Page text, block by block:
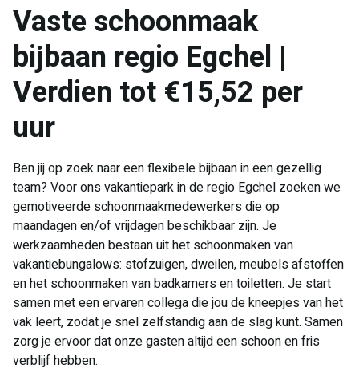
Vaste schoonmaak
bijbaan regio Egchel |
Verdien tot €15,52 per
uur
Ben jij op zoek naar een flexibele bijbaan in een gezellig
team? Voor ons vakantiepark in de regio Egchel zoeken we
gemotiveerde schoonmaakmedewerkers die op
maandagen en/of vrijdagen beschikbaar zijn. Je
werkzaamheden bestaan uit het schoonmaken van
vakantiebungalows: stofzuigen, dweilen, meubels afstoffen
en het schoonmaken van badkamers en toiletten. Je start
samen met een ervaren collega die jou de kneepjes van het
vak leert, zodat je snel zelfstandig aan de slag kunt. Samen
zorg je ervoor dat onze gasten altijd een schoon en fris
verblijf hebben.